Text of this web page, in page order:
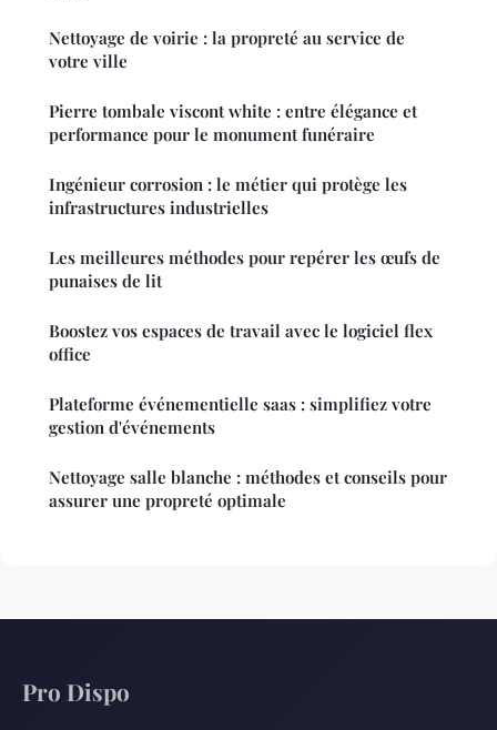
Nettoyage de voirie : la propreté au service de
votre ville
Pierre tombale viscont white : entre élégance et
performance pour le monument funéraire
Ingénieur corrosion : le métier qui protège les
infrastructures industrielles
Les meilleures méthodes pour repérer les œufs de
punaises de lit
Boostez vos espaces de travail avec le logiciel flex
office
Plateforme événementielle saas : simplifiez votre
gestion d'événements
Nettoyage salle blanche : méthodes et conseils pour
assurer une propreté optimale
Pro Dispo